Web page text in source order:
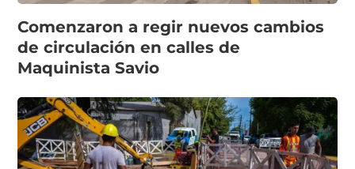
Comenzaron a regir nuevos cambios
de circulación en calles de
Maquinista Savio